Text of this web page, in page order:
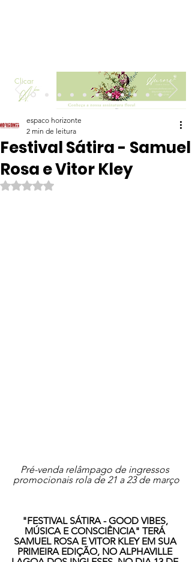
Clicar
Festival Sátira - Samuel
Rosa e Vitor Kley
espaco horizonte
2 min de leitura
Avaliado com NaN de 5 estrelas.
Pré-venda relâmpago de ingressos
promocionais rola de 21 a 23 de março
"FESTIVAL SÁTIRA - GOOD VIBES,
MÚSICA E CONSCIÊNCIA" TERÁ
SAMUEL ROSA E VITOR KLEY EM SUA
PRIMEIRA EDIÇÃO, NO ALPHAVILLE